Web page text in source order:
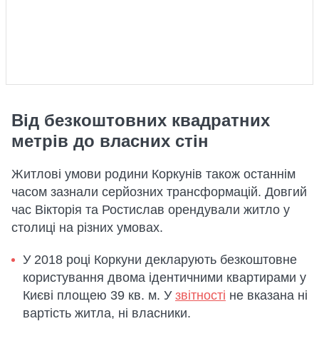
Від безкоштовних квадратних
метрів до власних стін
Житлові умови родини Коркунів також останнім
часом зазнали серйозних трансформацій. Довгий
час Вікторія та Ростислав орендували житло у
столиці на різних умовах.
У 2018 році Коркуни декларують безкоштовне
користування двома ідентичними квартирами у
Києві площею 39 кв. м. У звітності не вказана ні
вартість житла, ні власники.